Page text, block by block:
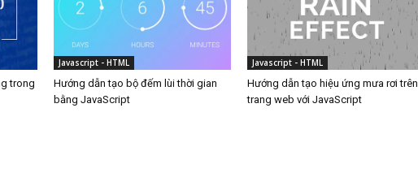
trong
Javascript - HTML
Hướng dẫn tạo bộ đếm lùi thời gian
bằng JavaScript
Javascript - HTML
Hướng dẫn tạo hiệu ứng mưa rơi trên
trang web với JavaScript